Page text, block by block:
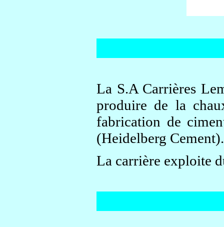
La S.A Carrières
produire de la
fabrication de
(Heidelberg Cement).
La carrière exploite